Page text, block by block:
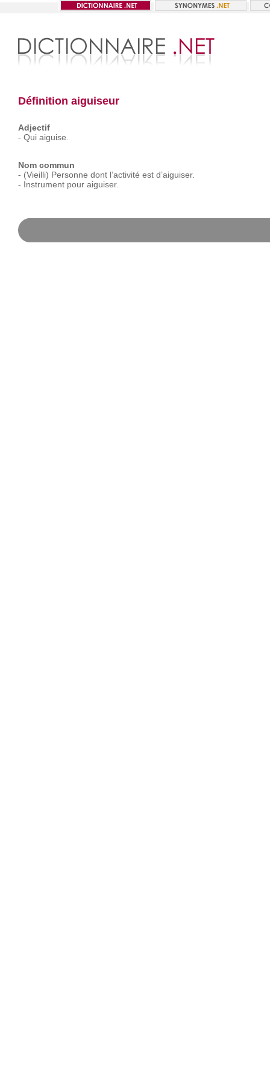
Définition aiguiseur
Adjectif
- Qui aiguise.
Nom commun
- (Vieilli) Personne dont l’activité est d’aiguiser.
- Instrument pour aiguiser.